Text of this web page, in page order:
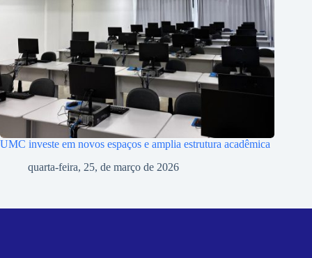
UMC investe em novos espaços e amplia estrutura acadêmica
quarta-feira, 25, de março de 2026